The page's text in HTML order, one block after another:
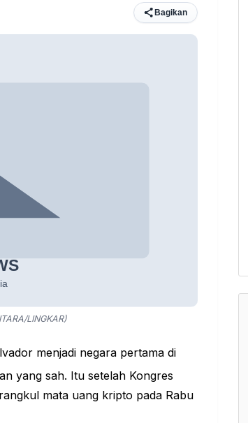
Bagikan
LINGKAR)
menjadi negara pertama di
yang sah. Itu setelah Kongres
mata uang kripto pada Rabu